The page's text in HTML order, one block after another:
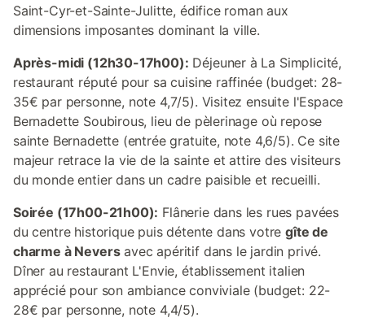
Saint-Cyr-et-Sainte-Julitte, édifice roman aux
dimensions imposantes dominant la ville.
Après-midi (12h30-17h00): Déjeuner à La Simplicité,
restaurant réputé pour sa cuisine raffinée (budget: 28-
35€ par personne, note 4,7/5). Visitez ensuite l'Espace
Bernadette Soubirous, lieu de pèlerinage où repose
sainte Bernadette (entrée gratuite, note 4,6/5). Ce site
majeur retrace la vie de la sainte et attire des visiteurs
du monde entier dans un cadre paisible et recueilli.
Soirée (17h00-21h00): Flânerie dans les rues pavées
du centre historique puis détente dans votregîte de
charme à Neversavec apéritif dans le jardin privé.
Dîner au restaurant L'Envie, établissement italien
apprécié pour son ambiance conviviale (budget: 22-
28€ par personne, note 4,4/5).